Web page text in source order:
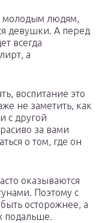
молодым людям,
девушки. А перед
всегда
а
воспитание это
не заметить, как
с другой
за вами
о том, где он
оказываются
Поэтому с
осторожнее, а
подальше.